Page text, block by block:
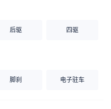
后驱 四驱
脚刹 电子驻车